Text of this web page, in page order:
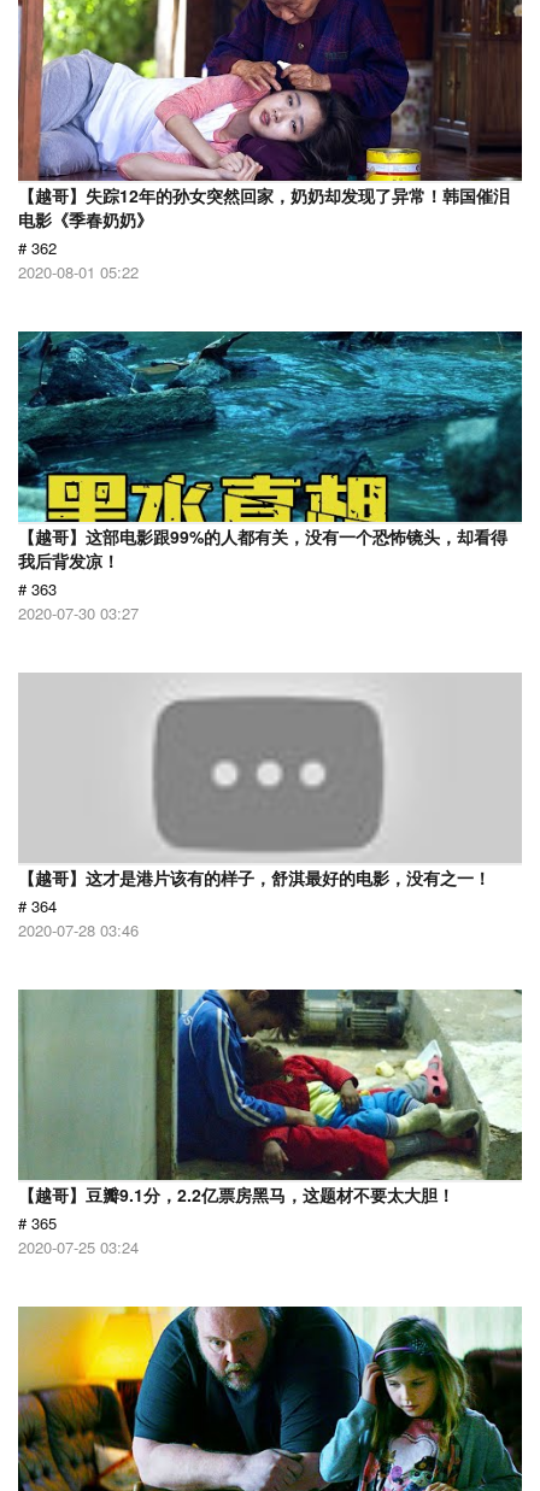
【越哥】失踪12年的孙女突然回家，奶奶却发现了异常！韩国催泪
电影《季春奶奶》
# 362
2020-08-01 05:22
【越哥】这部电影跟99%的人都有关，没有一个恐怖镜头，却看得
我后背发凉！
# 363
2020-07-30 03:27
【越哥】这才是港片该有的样子，舒淇最好的电影，没有之一！
# 364
2020-07-28 03:46
【越哥】豆瓣9.1分，2.2亿票房黑马，这题材不要太大胆！
# 365
2020-07-25 03:24